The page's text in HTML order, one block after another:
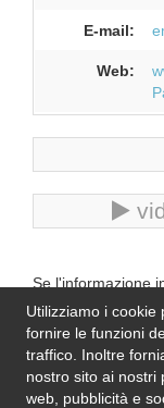
E-mail:
Web:
Se l'informazione
e completa,
Please note
: We
organization/
it. Please do not
Utilizziamo i cookie
fornire le funzioni
traffico. Inoltre
nostro sito ai nostri
web, pubblicità e